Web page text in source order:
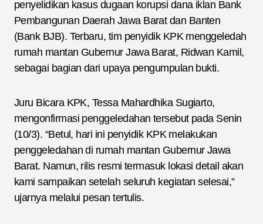
penyelidikan kasus dugaan korupsi dana iklan Bank
Pembangunan Daerah Jawa Barat dan Banten
(Bank BJB). Terbaru, tim penyidik KPK menggeledah
rumah mantan Gubernur Jawa Barat, Ridwan Kamil,
sebagai bagian dari upaya pengumpulan bukti.
Juru Bicara KPK, Tessa Mahardhika Sugiarto,
mengonfirmasi penggeledahan tersebut pada Senin
(10/3). “Betul, hari ini penyidik KPK melakukan
penggeledahan di rumah mantan Gubernur Jawa
Barat. Namun, rilis resmi termasuk lokasi detail akan
kami sampaikan setelah seluruh kegiatan selesai,”
ujarnya melalui pesan tertulis.